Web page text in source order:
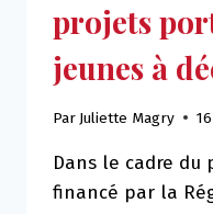
projets
jeunes à
Par Juliette Magry
Dans le cadre du
financé par la